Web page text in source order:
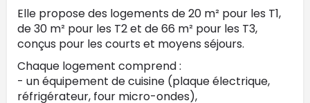
Elle propose des logements de 20 m² pour les T1,
de 30 m² pour les T2 et de 66 m² pour les T3,
conçus pour les courts et moyens séjours.
Chaque logement comprend :
- un équipement de cuisine (plaque électrique,
réfrigérateur, four micro-ondes),